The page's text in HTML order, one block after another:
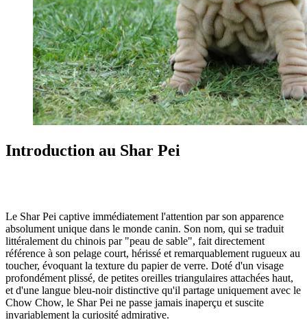
Introduction au Shar Pei
Le Shar Pei captive immédiatement l'attention par son apparence
absolument unique dans le monde canin. Son nom, qui se traduit
littéralement du chinois par "peau de sable", fait directement
référence à son pelage court, hérissé et remarquablement rugueux au
toucher, évoquant la texture du papier de verre. Doté d'un visage
profondément plissé, de petites oreilles triangulaires attachées haut,
et d'une langue bleu-noir distinctive qu'il partage uniquement avec le
Chow Chow, le Shar Pei ne passe jamais inaperçu et suscite
invariablement la curiosité admirative.